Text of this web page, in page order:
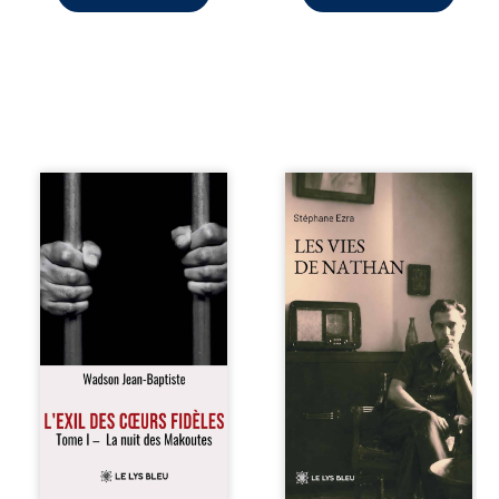
« Une nuit suffit
parfois pour briser
une famille… mais
certaines fidélités
traversent les
années. » Haïti,
sous la dictature
des Duvalier. La
peur s’étend
jusque dans les
villages les plus
reculés. À Bainet,
Jean-Joël Joli
mène une
avec sa famille.
Les vies de
Nathan est un
né en trois jours,
au printemps
2026. Pour la
première fois,
Stéphane Ezra,
médium, a pu
communiquer
avec son père,
disparu depuis
plus de vingt ans
et qu’il n’a jamais
connu. De ce
dialogue par-delà